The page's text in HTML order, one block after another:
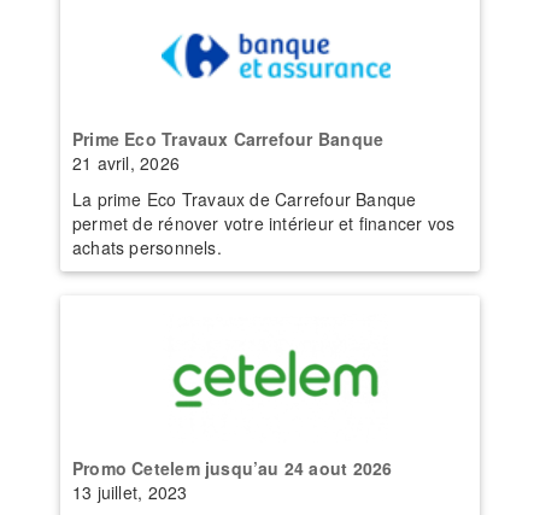
Prime Eco Travaux Carrefour Banque
21 avril, 2026
La prime Eco Travaux de Carrefour Banque
permet de rénover votre intérieur et financer vos
achats personnels.
Promo Cetelem jusqu’au 24 aout 2026
13 juillet, 2023